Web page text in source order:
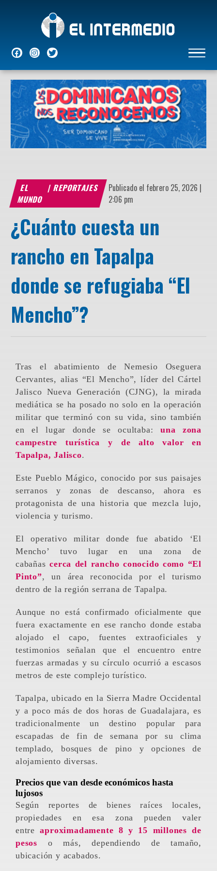
NACIONALES INTERNACIONALESECONÓMICASDEPORTES ENTRETENIMIENTO
EL
MUNDO
| REPORTAJES
Publicado el febrero 25, 2026 |
2:06 pm
¿Cuánto cuesta un
rancho en Tapalpa
donde se refugiaba “El
Mencho”?
Tras el abatimiento de Nemesio Oseguera
Cervantes, alias “El Mencho”, líder del Cártel
Jalisco Nueva Generación (CJNG), la mirada
mediática se ha posado no solo en la operación
militar que terminó con su vida, sino también
en el lugar donde se ocultaba: una zona
campestre turística y de alto valor en
Tapalpa, Jalisco.
Este Pueblo Mágico, conocido por sus paisajes
serranos y zonas de descanso, ahora es
protagonista de una historia que mezcla lujo,
violencia y turismo.
El operativo militar donde fue abatido ‘El
Mencho’ tuvo lugar en una zona de
cabañascerca del rancho conocido como “El
Pinto”, un área reconocida por el turismo
dentro de la región serrana de Tapalpa.
Aunque no está confirmado oficialmente que
fuera exactamente en ese rancho donde estaba
alojado el capo, fuentes extraoficiales y
testimonios señalan que el encuentro entre
fuerzas armadas y su círculo ocurrió a escasos
metros de este complejo turístico.
Tapalpa, ubicado en la Sierra Madre Occidental
y a poco más de dos horas de Guadalajara, es
tradicionalmente un destino popular para
escapadas de fin de semana por su clima
templado, bosques de pino y opciones de
alojamiento diversas.
Precios que van desde económicos hasta
lujosos
Según reportes de bienes raíces locales,
propiedades en esa zona pueden valer
entreaproximadamente 8 y 15 millones de
pesos o más, dependiendo de tamaño,
ubicación y acabados.